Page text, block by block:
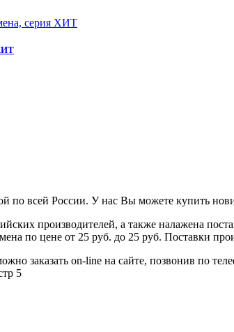
по всей России. У нас Вы можете купить
производителей, а также налажена
по цене от 25 руб. до 25 руб. Поставки
заказать on-line на сайте, позвонив по
5